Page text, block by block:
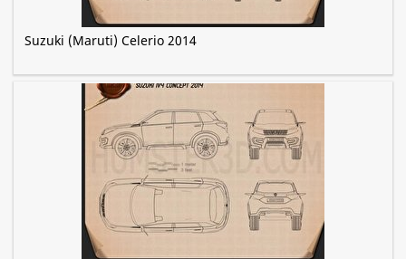
Suzuki (Maruti) Celerio 2014